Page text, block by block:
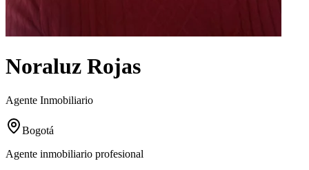
Noraluz Rojas
Agente Inmobiliario
Bogotá
Agente inmobiliario profesional